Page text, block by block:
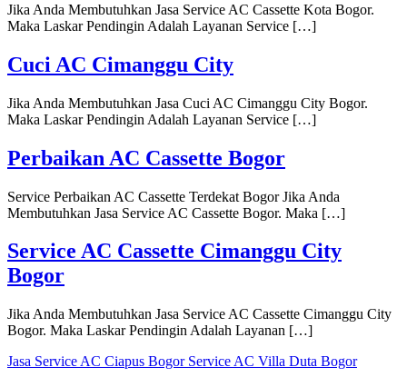
Jika Anda Membutuhkan Jasa Service AC Cassette Kota Bogor.
Maka Laskar Pendingin Adalah Layanan Service […]
Cuci AC Cimanggu City
Jika Anda Membutuhkan Jasa Cuci AC Cimanggu City Bogor.
Maka Laskar Pendingin Adalah Layanan Service […]
Perbaikan AC Cassette Bogor
Service Perbaikan AC Cassette Terdekat Bogor Jika Anda
Membutuhkan Jasa Service AC Cassette Bogor. Maka […]
Service AC Cassette Cimanggu City
Bogor
Jika Anda Membutuhkan Jasa Service AC Cassette Cimanggu City
Bogor. Maka Laskar Pendingin Adalah Layanan […]
Jasa Service AC Ciapus BogorService AC Villa Duta Bogor